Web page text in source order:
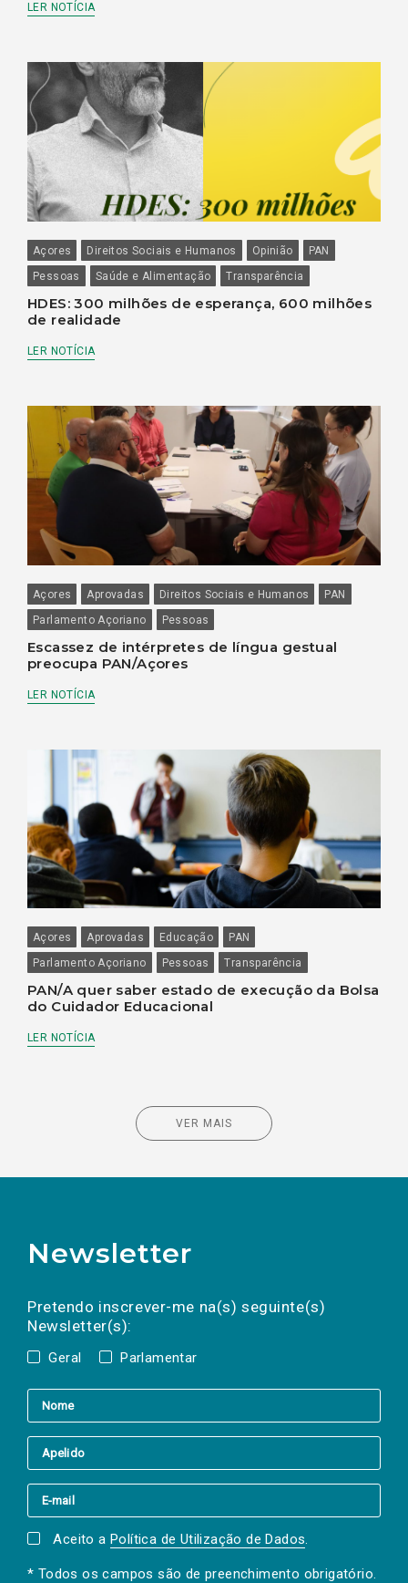
LER NOTÍCIA
Açores Direitos Sociais e Humanos Opinião
PAN
Pessoas
Saúde e Alimentação Transparência
HDES: 300 milhões de esperança, 600 milhões
de realidade
LER NOTÍCIA
Açores Aprovadas Direitos Sociais e Humanos
PAN
Parlamento Açoriano
Pessoas
Escassez de intérpretes de língua gestual
preocupa PAN/Açores
LER NOTÍCIA
Açores Aprovadas Educação
PAN
Parlamento Açoriano
Pessoas Transparência
PAN/A quer saber estado de execução da Bolsa
do Cuidador Educacional
LER NOTÍCIA
VER MAIS
Newsletter
Pretendo inscrever-me na(s) seguinte(s)
Newsletter(s):
Geral Parlamentar
a(s) newsletter(s).
mail
Aceito a Política de Utilização de Dados.
* Todos os campos são de preenchimento obrigatório.